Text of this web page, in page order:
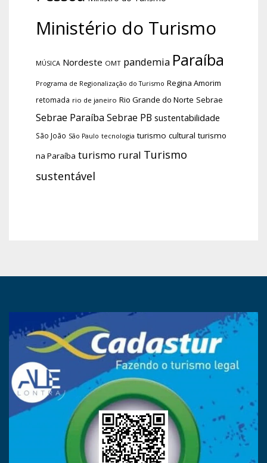
Ministério do Turismo
MÚSICA Nordeste OMT pandemia Paraíba
Programa de Regionalização do Turismo Regina Amorim
retomada rio de janeiro Rio Grande do Norte Sebrae
Sebrae Paraíba Sebrae PB sustentabilidade
São João São Paulo tecnologia turismo cultural turismo
na Paraíba turismo rural Turismo
sustentável